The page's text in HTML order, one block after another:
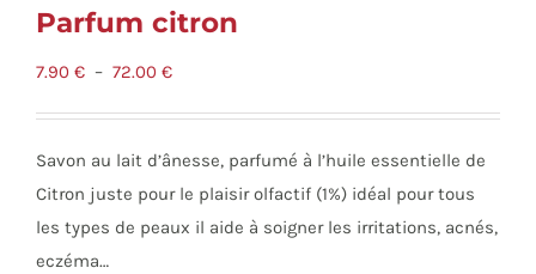
Parfum citron
7.90 € – 72.00 €Plage
7.90 €
à
72.00 €
Savon au lait d’ânesse, parfumé à l’huile essentielle de
Citron juste pour le plaisir olfactif (1%) idéal pour tous
les types de peaux il aide à soigner les irritations, acnés,
eczéma…